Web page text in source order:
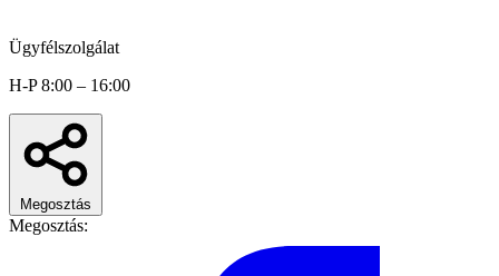
Ügyfélszolgálat
H-P 8:00 – 16:00
Megosztás
Megosztás: